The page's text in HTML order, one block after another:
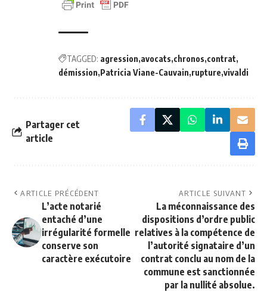
TAGGED: agression avocats chronos contrat
démission Patricia Viane-Cauvain rupture vivaldi
Partager cet
article
ARTICLE PRÉCÉDENT
L’acte notarié
entaché d’une
irrégularité formelle
conserve son
caractère exécutoire
ARTICLE SUIVANT
La méconnaissance des
dispositions d’ordre public
relatives à la compétence de
l’autorité signataire d’un
contrat conclu au nom de la
commune est sanctionnée
par la nullité absolue.